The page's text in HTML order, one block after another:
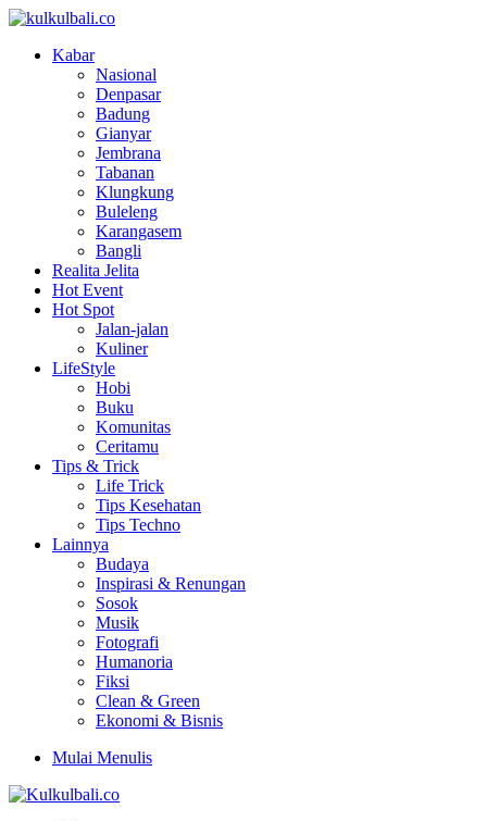
Kabar
Nasional
Denpasar
Badung
Gianyar
Jembrana
Tabanan
Klungkung
Buleleng
Karangasem
Bangli
Realita Jelita
Hot Event
Hot Spot
Jalan-jalan
Kuliner
LifeStyle
Hobi
Buku
Komunitas
Ceritamu
Tips & Trick
Life Trick
Tips Kesehatan
Tips Techno
Lainnya
Budaya
Inspirasi & Renungan
Sosok
Musik
Fotografi
Humanoria
Fiksi
Clean & Green
Ekonomi & Bisnis
Mulai Menulis